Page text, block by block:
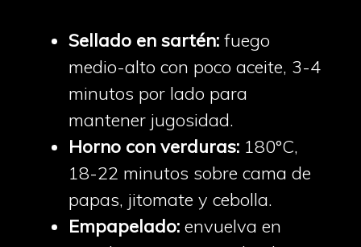
Sellado en sartén: fuego
medio-alto con poco aceite, 3-4
minutos por lado para
mantener jugosidad.
Horno con verduras: 180°C,
18-22 minutos sobre cama de
papas, jitomate y cebolla.
Empapelado: envuelva en